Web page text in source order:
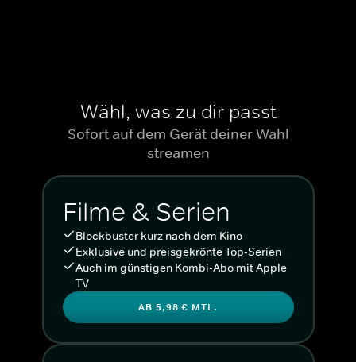
Wähl, was zu dir passt
Sofort auf dem Gerät deiner Wahl
streamen
Filme & Serien
Blockbuster kurz nach dem Kino
Exklusive und preisgekrönte Top-Serien
Auch im günstigen Kombi-Abo mit Apple
TV
AB 5,98 € MTL.